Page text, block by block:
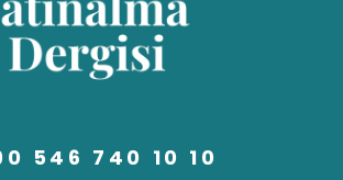
546 740 10 10